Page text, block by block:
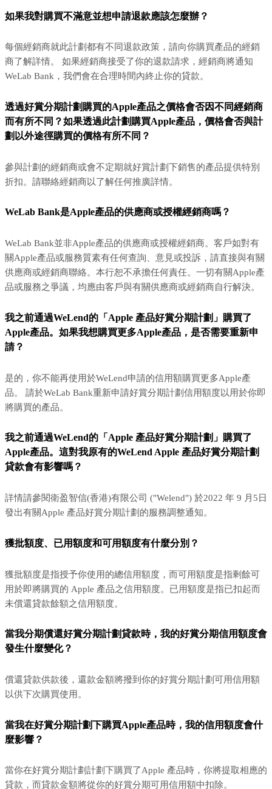
如果我對購買不滿意並想申請退款應該怎麼辦？
每個經銷商就此計劃都有不同退款政策，請向你購買產品的經銷
商了解詳情。 如果經銷商接受了你的退款請求，經銷商將通知
WeLab Bank，我們會在合理時間內終止你的貸款。
透過好賞分期計劃購買的Apple產品之價格會否因不同經銷商
而有所不同？如果透過此計劃購買Apple產品，價格會否與計
劃以外途徑購買的價格有所不同？
參與計劃的經銷商或會不定期就好賞計劃下銷售的產品提供特別
折扣。請聯絡經銷商以了解任何推廣詳情。
WeLab Bank是Apple產品的供應商或授權經銷商嗎？
WeLab Bank並非Apple產品的供應商或授權經銷商。客戶如對有
關Apple產品或服務質素有任何查詢、意見或投訴，請直接與有關
供應商或經銷商聯絡。本行恕不承擔任何責任。一切有關Apple產
品或服務之爭議，均應由客戶與有關供應商或經銷商自行解決。
我之前通過WeLend的「Apple 產品好賞分期計劃」購買了
Apple產品。如果我想購買更多Apple產品，是否需要重新申
請？
是的，你不能再使用於WeLend申請的信用額購買更多Apple產
品。 請於WeLab Bank重新申請好賞分期計劃信用額度以用於你即
將購買的產品。
我之前通過WeLend的「Apple 產品好賞分期計劃」購買了
Apple產品。這對我原有的WeLend Apple 產品好賞分期計劃
貸款會有影響嗎？
詳情請參閱衛盈智信(香港)有限公司 ("Welend") 於2022 年 9 月5日
發出有關Apple 產品好賞分期計劃的服務調整通知。
獲批額度、已用額度和可用額度有什麼分別？
獲批額度是指授予你使用的總信用額度，而可用額度是指剩餘可
用於即將購買的 Apple 產品之信用額度。已用額度是指已扣起而
未償還貸款餘額之信用額度。
當我分期償還好賞分期計劃貸款時，我的好賞分期信用額度會
發生什麼變化？
償還貸款供款後，還款金額將撥到你的好賞分期計劃可用信用額
以供下次購買使用。
當我在好賞分期計劃下購買Apple產品時，我的信用額度會什
麼影響？
當你在好賞分期計劃計劃下購買了Apple 產品時，你將提取相應的
貸款，而貸款金額將從你的好賞分期可用信用額中扣除。